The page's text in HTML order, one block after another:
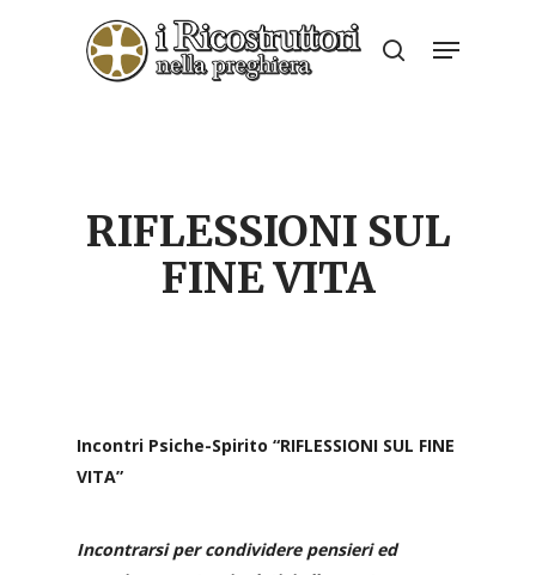
search
Menu
RIFLESSIONI SUL
FINE VITA
Incontri Psiche-Spirito “RIFLESSIONI SUL FINE
VITA”
Incontrarsi per condividere pensieri ed